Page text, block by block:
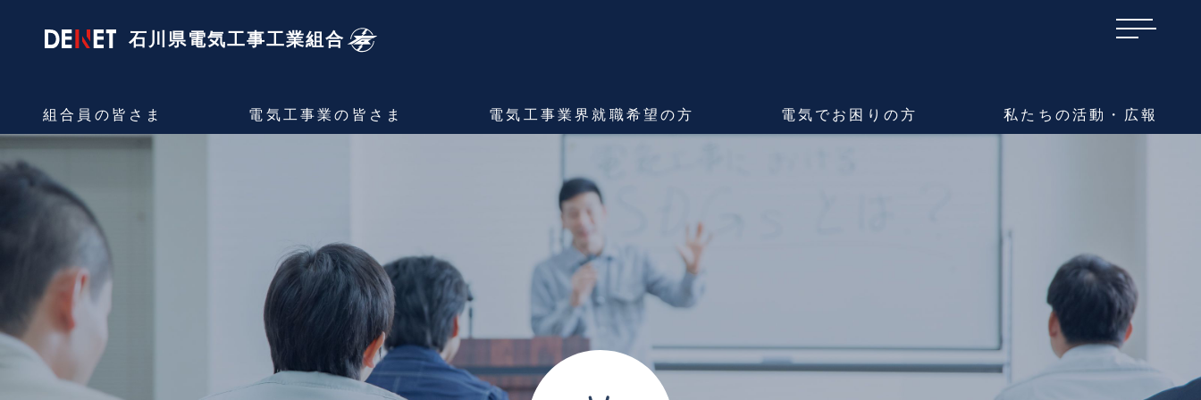
石川県電気工事工業組合
組合員の 皆さま 電気工事業の 皆さま 電気工事業界就職希望の方 電気でお困りの方 私たちの活動・広報